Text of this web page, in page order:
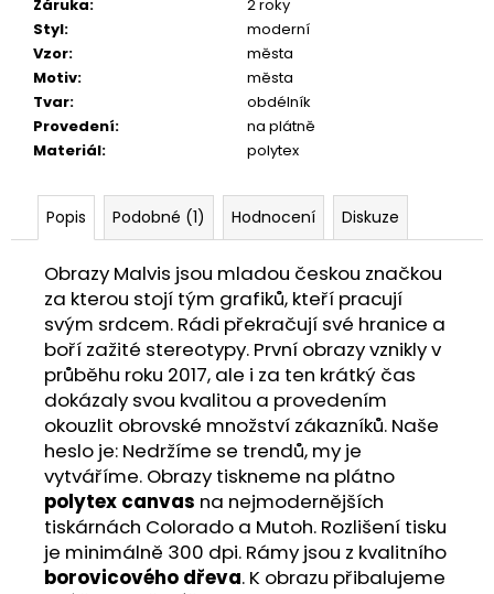
Záruka:
2 roky
Styl:
moderní
Vzor:
města
Motiv:
města
Tvar:
obdélník
Provedení:
na plátně
Materiál: polytex
Popis Podobné (1) Hodnocení Diskuze
Obrazy Malvis jsou mladou českou značkou
za kterou stojí tým grafiků, kteří pracují
svým srdcem. Rádi překračují své hranice a
boří zažité stereotypy. První obrazy vznikly v
průběhu roku 2017, ale i za ten krátký čas
dokázaly svou kvalitou a provedením
okouzlit obrovské množství zákazníků. Naše
heslo je: Nedržíme se trendů, my je
vytváříme. Obrazy tiskneme na plátno
polytex canvas na nejmodernějších
tiskárnách Colorado a Mutoh. Rozlišení tisku
je minimálně 300 dpi. Rámy jsou z kvalitního
borovicového dřeva. K obrazu přibalujeme
599
Kč